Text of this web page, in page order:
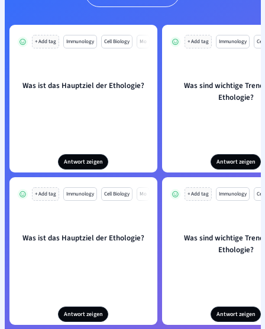
+ Add tag Immunology Cell Biology Mo
Was ist das Hauptziel der Ethologie?
Antwort zeigen
+ Add tag Immunology
Was sind wichtige
Ethologie?
Antwort zeigen
+ Add tag Immunology Cell Biology Mo
Was ist das Hauptziel der Ethologie?
Antwort zeigen
+ Add tag Immunology
Was sind wichtige
Ethologie?
Antwort zeigen